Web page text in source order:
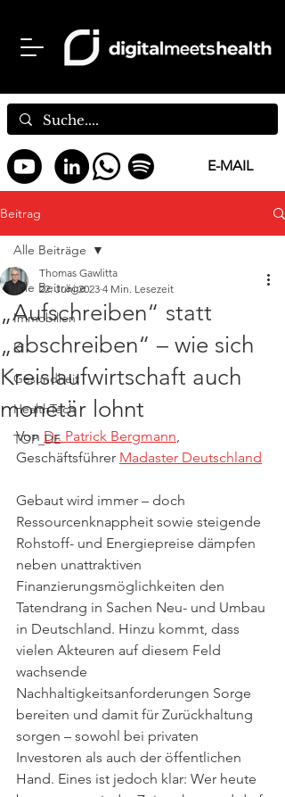
E-MAIL
Beitrag
Alle Beiträge
Immobilien
KI
Gesundheit
HealthTech
TOP_DE
Alle Beiträge
„Aufschreiben“ statt
„abschreiben“ – wie sich
Kreislaufwirtschaft auch
monetär lohnt
Thomas Gawlitta
22. Juni 2023 4 Min. Lesezeit
Von Dr. Patrick Bergmann,
Geschäftsführer Madaster Deutschland
Gebaut wird immer – doch
Ressourcenknappheit sowie steigende
Rohstoff- und Energiepreise dämpfen
neben unattraktiven
Finanzierungsmöglichkeiten den
Tatendrang in Sachen Neu- und Umbau
in Deutschland. Hinzu kommt, dass
vielen Akteuren auf diesem Feld
wachsende
Nachhaltigkeitsanforderungen Sorge
bereiten und damit für Zurückhaltung
sorgen – sowohl bei privaten
Investoren als auch der öffentlichen
Hand. Eines ist jedoch klar: Wer heute